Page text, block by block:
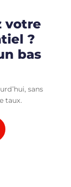
votre
?
bas
sans
taux.